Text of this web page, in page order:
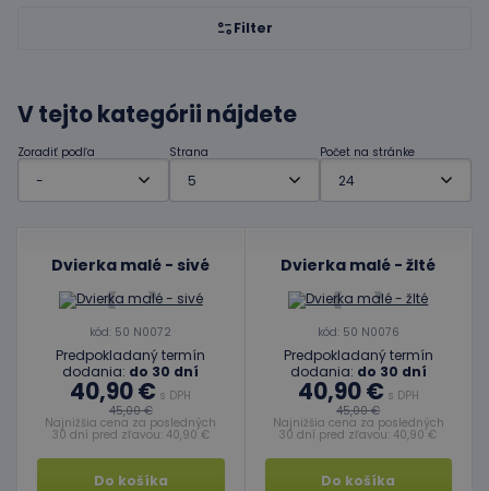
Filter
V tejto kategórii nájdete
Zoradiť podľa Strana Počet na stránke
Dvierka malé - sivé
kód: 50 N0072
Predpokladaný termín
dodania: do 30 dní
40,90 € s DPH
45,00 €
Najnižšia cena za posledných
30 dní pred zľavou: 40,90 €
Do košíka
Dvierka malé - žlté
kód: 50 N0076
Predpokladaný termín
dodania: do 30 dní
40,90 € s DPH
45,00 €
Najnižšia cena za posledných
30 dní pred zľavou: 40,90 €
Do košíka